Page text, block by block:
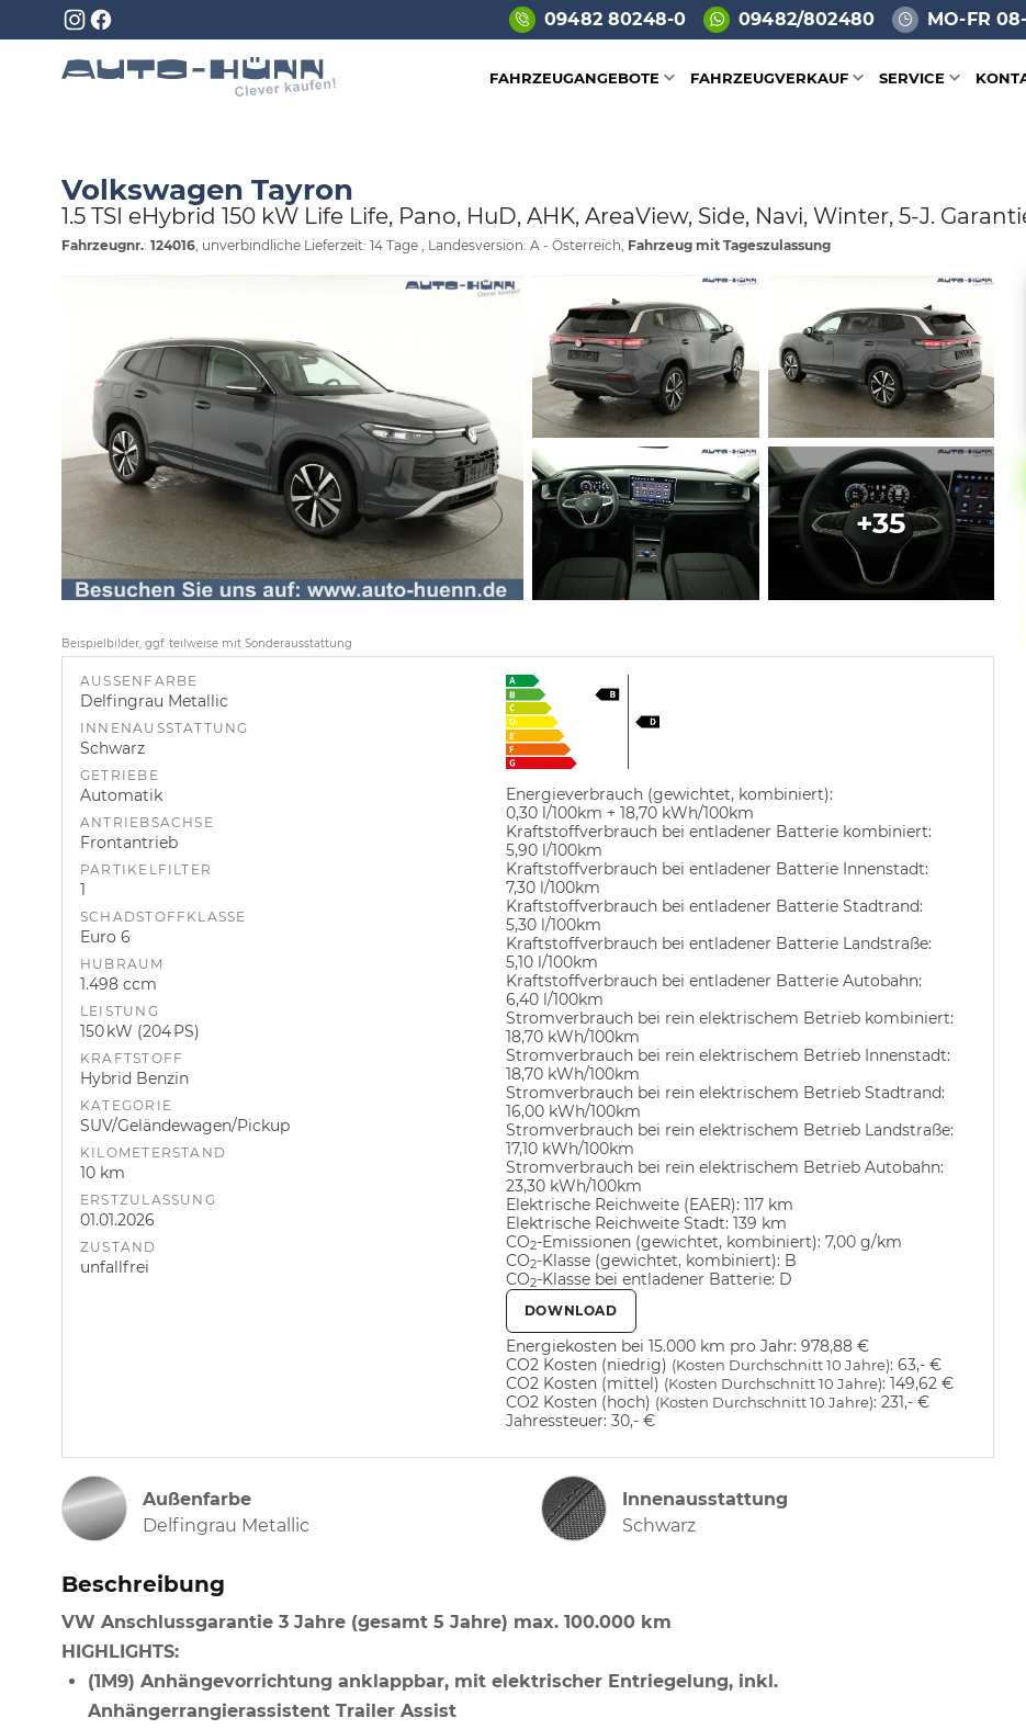
09482 80248-0 09482/802480 MO-FR
FAHRZEUGANGEBOTE FAHRZEUGVERKAUF SERVICE
Volkswagen Tayron
1.5 TSI eHybrid 150 kW Life Life, Pano, HuD, AHK, AreaView, Side, Navi, Winter, 5-J.
Fahrzeugnr.: 124016 , unverbindliche Lieferzeit: 14 Tage , Landesversion: A - Österreich, Fahrzeug mit Tageszulassung
+35
Beispielbilder, ggf. teilweise mit Sonderausstattung
AUSSENFARBE
Delfingrau Metallic
INNENAUSSTATTUNG
Schwarz
GETRIEBE
Automatik
ANTRIEBSACHSE
Frontantrieb
PARTIKELFILTER
1
SCHADSTOFFKLASSE
Euro 6
HUBRAUM
1.498 ccm
LEISTUNG
150 kW (204 PS)
KRAFTSTOFF
Hybrid Benzin
KATEGORIE
SUV/Geländewagen/Pickup
KILOMETERSTAND
10 km
ERSTZULASSUNG
01.01.2026
ZUSTAND
unfallfrei
Energieverbrauch (gewichtet, kombiniert):
0,30 l/100km + 18,70 kWh/100km
Kraftstoffverbrauch bei entladener Batterie kombiniert:
5,90 l/100km
Kraftstoffverbrauch bei entladener Batterie Innenstadt:
7,30 l/100km
Kraftstoffverbrauch bei entladener Batterie Stadtrand:
5,30 l/100km
Kraftstoffverbrauch bei entladener Batterie Landstraße:
5,10 l/100km
Kraftstoffverbrauch bei entladener Batterie Autobahn:
6,40 l/100km
Stromverbrauch bei rein elektrischem Betrieb kombiniert:
18,70 kWh/100km
Stromverbrauch bei rein elektrischem Betrieb Innenstadt:
18,70 kWh/100km
Stromverbrauch bei rein elektrischem Betrieb Stadtrand:
16,00 kWh/100km
Stromverbrauch bei rein elektrischem Betrieb Landstraße:
17,10 kWh/100km
Stromverbrauch bei rein elektrischem Betrieb Autobahn:
23,30 kWh/100km
Elektrische Reichweite (EAER): 117 km
Elektrische Reichweite Stadt: 139 km
CO2-Emissionen (gewichtet, kombiniert): 7,00 g/km
CO2-Klasse (gewichtet, kombiniert): B
CO2-Klasse bei entladener Batterie: D
DOWNLOAD
Energiekosten bei 15.000 km pro Jahr: 978,88 €
CO2 Kosten (niedrig) (Kosten Durchschnitt 10 Jahre): 63,- €
CO2 Kosten (mittel) (Kosten Durchschnitt 10 Jahre): 149,62 €
CO2 Kosten (hoch) (Kosten Durchschnitt 10 Jahre): 231,- €
Jahressteuer: 30,- €
Außenfarbe
Delfingrau Metallic
Innenausstattung
Innenausstattung
Schwarz
Beschreibung
VW Anschlussgarantie 3 Jahre (gesamt 5 Jahre) max. 100.000 km
HIGHLIGHTS:
(1M9) Anhängevorrichtung anklappbar, mit elektrischer Entriegelung, inkl.
Anhängerrangierassistent Trailer Assist